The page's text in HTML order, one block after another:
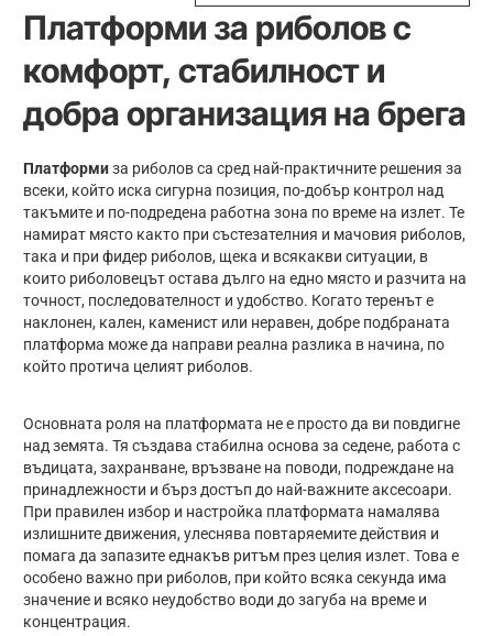
Платформи за риболов с
комфорт, стабилност и
добра организация на брега
Платформиза риболов са сред най-практичните решения за
всеки, който иска сигурна позиция, по-добър контрол над
такъмите и по-подредена работна зона по време на излет. Те
намират място както при състезателния и мачовия риболов,
така и при фидер риболов, щека и всякакви ситуации, в
които риболовецът остава дълго на едно място и разчита на
точност, последователност и удобство. Когато теренът е
наклонен, кален, каменист или неравен, добре подбраната
платформа може да направи реална разлика в начина, по
който протича целият риболов.
Основната роля на платформата не е просто да ви повдигне
над земята. Тя създава стабилна основа за седене, работа с
въдицата, захранване, връзване на поводи, подреждане на
принадлежности и бърз достъп до най-важните аксесоари.
При правилен избор и настройка платформата намалява
излишните движения, улеснява повтаряемите действия и
помага да запазите еднакъв ритъм през целия излет. Това е
особено важно при риболов, при който всяка секунда има
значение и всяко неудобство води до загуба на време и
концентрация.